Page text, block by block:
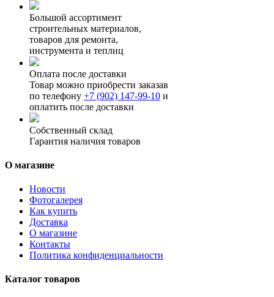
Большой ассортимент
строительных материалов,
товаров для ремонта,
инструмента и теплиц
Оплата после доставки
Товар можно приобрести заказав
по телефону +7 (902) 147-99-10 и
оплатить после доставки
Собственный склад
Гарантия наличия товаров
О магазине
Новости
Фотогалерея
Как купить
Доставка
О магазине
Контакты
Политика конфиденциальности
Каталог товаров